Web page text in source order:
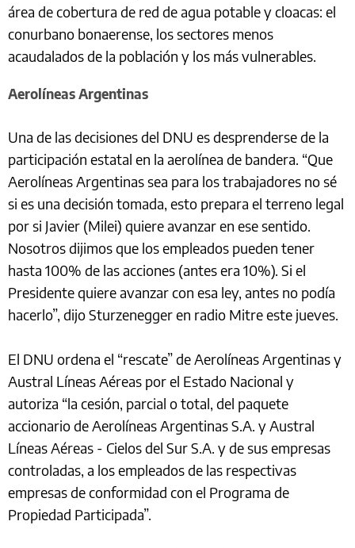
área de cobertura de red de agua potable y cloacas: el
conurbano bonaerense, los sectores menos
acaudalados de la población y los más vulnerables.
Aerolíneas Argentinas
Una de las decisiones del DNU es desprenderse de la
participación estatal en la aerolínea de bandera. “Que
Aerolíneas Argentinas sea para los trabajadores no sé
si es una decisión tomada, esto prepara el terreno legal
por si Javier (Milei) quiere avanzar en ese sentido.
Nosotros dijimos que los empleados pueden tener
hasta 100% de las acciones (antes era 10%). Si el
Presidente quiere avanzar con esa ley, antes no podía
hacerlo”, dijo Sturzenegger en radio Mitre este jueves.
El DNU ordena el “rescate” de Aerolíneas Argentinas y
Austral Líneas Aéreas por el Estado Nacional y
autoriza “la cesión, parcial o total, del paquete
accionario de Aerolíneas Argentinas S.A. y Austral
Líneas Aéreas - Cielos del Sur S.A. y de sus empresas
controladas, a los empleados de las respectivas
empresas de conformidad con el Programa de
Propiedad Participada”.